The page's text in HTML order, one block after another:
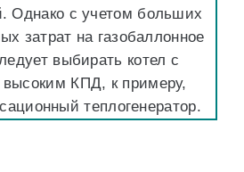
Однако с учетом больших
затрат на газобаллонное
выбирать котел с
КПД, к примеру,
теплогенератор.